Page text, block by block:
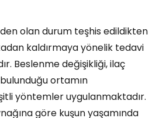
olan durum teşhis edildikten
kaldırmaya yönelik tedavi
Beslenme değişikliği, ilaç
ortamın
yöntemler uygulanmaktadır.
göre kuşun yaşamında